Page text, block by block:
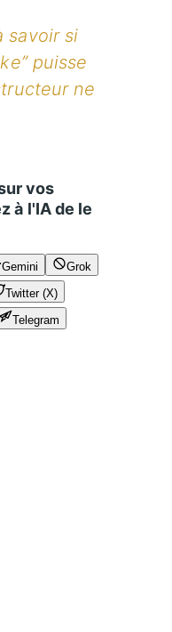
savoir si
puisse
ne
vos
à l'IA de le
Gemini
Grok
Twitter (X)
Telegram